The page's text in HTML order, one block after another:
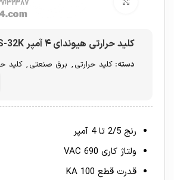
کلید حرارتی هیوندای ۴ آمپر HMMS-32K
دسته: کلید حرارتی , برق صنعتی , کلید
رنج 2/5 تا 4 آمپر
ولتاژ کاری 690 VAC
قدرت قطع 100 KA